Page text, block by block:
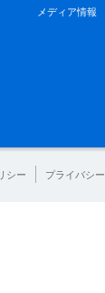
メディア情報
シー プライバシ